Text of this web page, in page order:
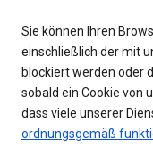
Sie können Ihren
einschließlich der mit
blockiert werden oder
sobald ein Cookie von
dass viele unserer
ordnungsgemäß